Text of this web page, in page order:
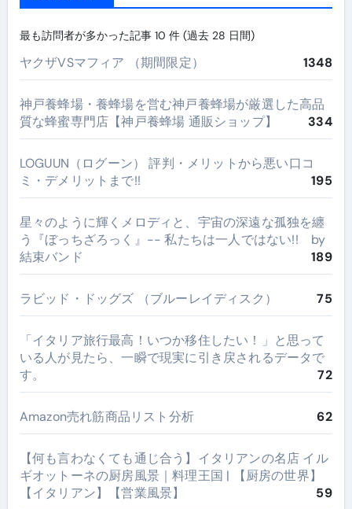
最も訪問者が多かった記事 10 件 (過去 28 日間)
ヤクザVSマフィア （期間限定） 1348
神戸養蜂場・養蜂場を営む神戸養蜂場が厳選した高品
質な蜂蜜専門店【神戸養蜂場 通販ショップ】
334
LOGUUN（ログーン） 評判・メリットから悪い口コ
ミ・デメリットまで!!
195
星々のように輝くメロディと、宇宙の深遠な孤独を纏
う『ぼっちざろっく』-- 私たちは一人ではない!! by
結束バンド
189
ラビッド・ドッグズ （ブルーレイディスク） 75
​「イタリア旅行最高！いつか移住したい！」と思って
いる人が見たら、一瞬で現実に引き戻されるデータで
す。
72
Amazon売れ筋商品リスト分析 62
【何も言わなくても通じ合う】イタリアンの名店 イル
ギオットーネの厨房風景｜料理王国 | 【厨房の世界】
【イタリアン】【営業風景】
59